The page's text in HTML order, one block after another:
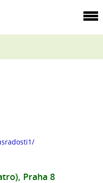
Praha 8